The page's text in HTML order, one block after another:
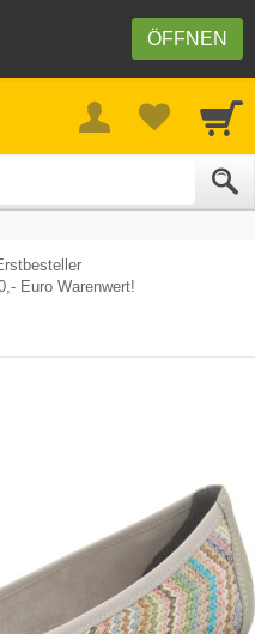
ÖFFNEN
Euro Warenwert!